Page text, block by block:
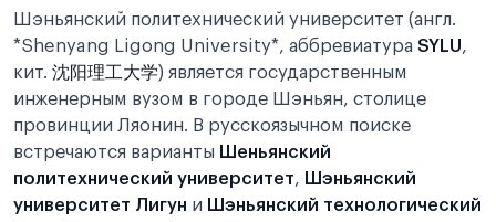
Шэньянский политехнический университет (англ.
*Shenyang Ligong University*, аббревиатура SYLU,
кит. 沈阳理工大学) является государственным
инженерным вузом в городе Шэньян, столице
провинции Ляонин. В русскоязычном поиске
встречаются варианты Шеньянский
политехнический университет, Шэньянский
университет Лигун и Шэньянский технологический